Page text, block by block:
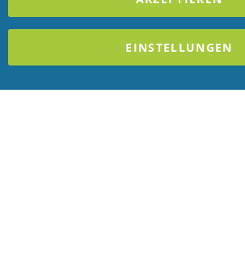
EINSTELLUNGEN